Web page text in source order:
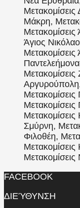
Μάκρη,
Μετακομίσεις
Άγιος
Μετακομίσεις
Σμύρνη,
Φιλοθέη,
Μετακομίσεις
FACEBOOK
ΔΙΕΎΘΥΝΣΗ